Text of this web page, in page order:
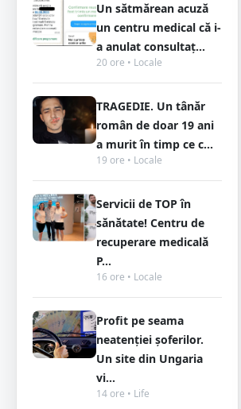
Un sătmărean acuză
un centru medical că i-
a anulat consultaț...
20 ore • Locale
TRAGEDIE. Un tânăr
român de doar 19 ani
a murit în timp ce c...
19 ore • Locale
Servicii de TOP în
sănătate! Centru de
recuperare medicală
P...
16 ore • Locale
Profit pe seama
neatenției șoferilor.
Un site din Ungaria
vi...
14 ore • Life